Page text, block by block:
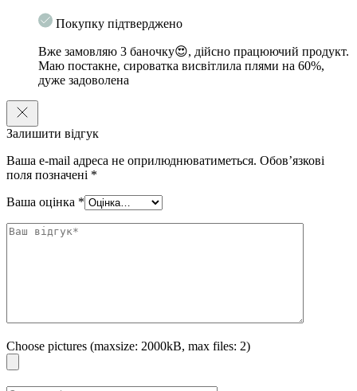
Покупку підтверджено
Вже замовляю 3 баночку😍, дійсно працюючий продукт.
Маю постакне, сироватка висвітлила плями на 60%,
дуже задоволена
Залишити відгук
Ваша e-mail адреса не оприлюднюватиметься. Обов’язкові
поля позначені *
Ваша оцінка *
Choose pictures (maxsize: 2000kB, max files: 2)